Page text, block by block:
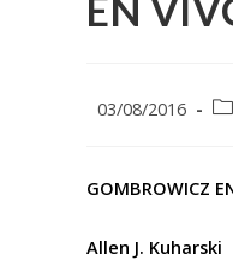
EN
Publicación
entrada:
03/08/2016
GOMBROWICZ
Allen J. Kuharski